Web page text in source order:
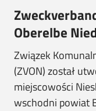
Oberelbe
Związek
(ZVON) został
miejscowości
wschodni powiat